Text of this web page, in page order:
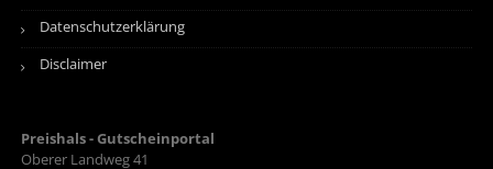
Datenschutzerklärung
Disclaimer
Preishals - Gutscheinportal
Oberer Landweg 41